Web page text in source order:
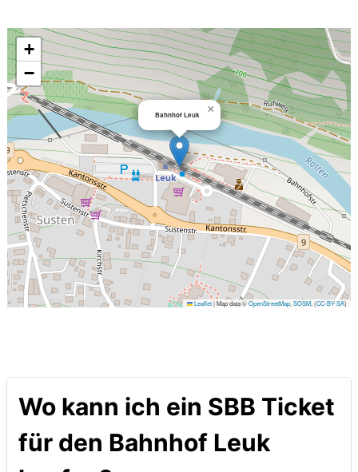
Bahnhof Leuk ×
+
−
Leaflet|Map data ©OpenStreetMap ,SOSM , (CC-BY-SA)
Wo kann ich ein SBB Ticket
für den Bahnhof Leuk